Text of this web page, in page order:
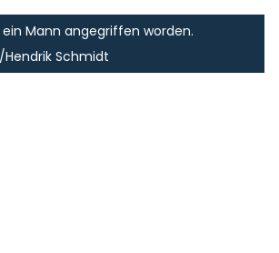
Mann angegriffen worden.
Schmidt